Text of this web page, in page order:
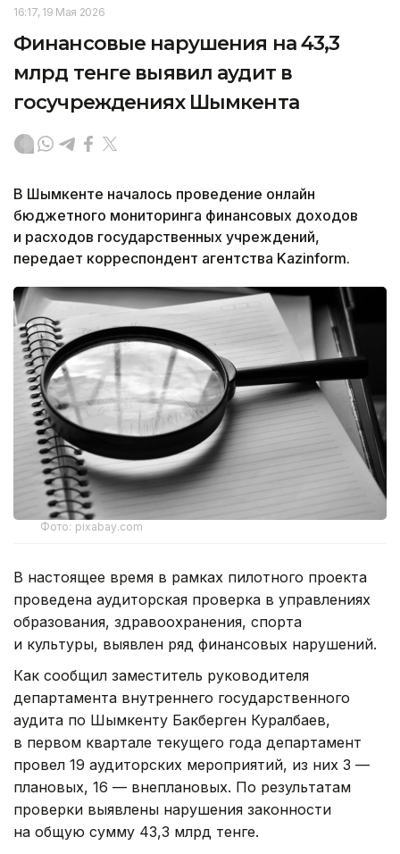
16:17, 19 Мая 2026
Финансовые нарушения на 43,3
млрд тенге выявил аудит в
госучреждениях Шымкента
В Шымкенте началось проведение онлайн
бюджетного мониторинга финансовых доходов
и расходов государственных учреждений,
передает корреспондент агентства Kazinform.
Фото: pixabay.com
В настоящее время в рамках пилотного проекта
проведена аудиторская проверка в управлениях
образования, здравоохранения, спорта
и культуры, выявлен ряд финансовых нарушений.
Как сообщил заместитель руководителя
департамента внутреннего государственного
аудита по Шымкенту Бакберген Куралбаев,
в первом квартале текущего года департамент
провел 19 аудиторских мероприятий, из них 3 —
плановых, 16 — внеплановых. По результатам
проверки выявлены нарушения законности
на общую сумму 43,3 млрд тенге.